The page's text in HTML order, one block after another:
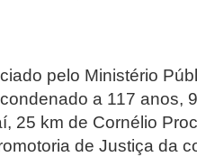
pelo Ministério
a 117 anos,
25 km de Cornélio
de Justiça da